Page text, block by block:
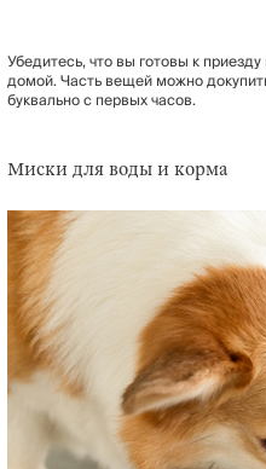
Убедитесь, что вы готовы к
домой. Часть вещей можно
буквально с первых часов.
Миски для воды и корма